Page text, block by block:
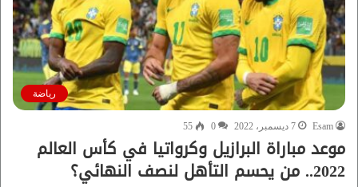
رياضة
Esam 7 ديسمبر، 2022 0
55
موعد مباراة البرازيل وكرواتيا في كأس العالم
2022.. من يحسم التأهل لنصف النهائي؟